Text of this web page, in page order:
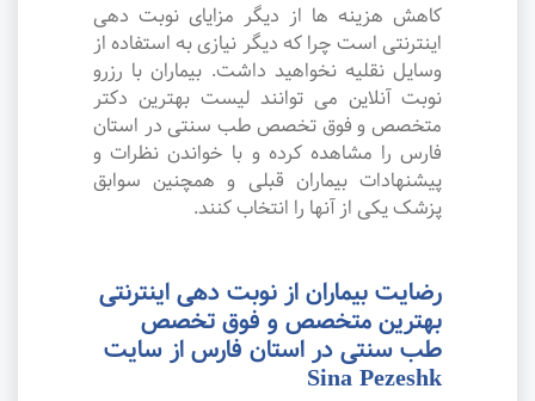
کاهش هزینه ها از دیگر مزایای نوبت دهی
اینترنتی است چرا که دیگر نیازی به استفاده از
وسایل نقلیه نخواهید داشت. بیماران با رزرو
نوبت آنلاین می توانند لیست بهترین دکتر
متخصص و فوق تخصص طب سنتی در استان
فارس را مشاهده کرده و با خواندن نظرات و
پیشنهادات بیماران قبلی و همچنین سوابق
پزشک یکی از آنها را انتخاب کنند.
رضایت بیماران از نوبت دهی اینترنتی
بهترین متخصص و فوق تخصص
طب سنتی در استان فارس از سایت
Sina Pezeshk